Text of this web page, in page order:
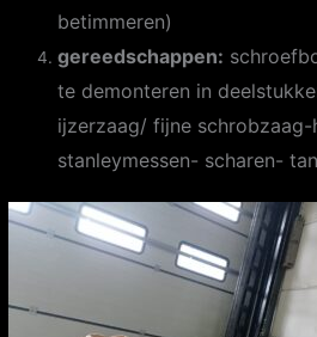
betimmeren)
gereedschappen:
te demonteren in
ijzerzaag/ fijne schrobzaag-
stanleymessen- scharen-